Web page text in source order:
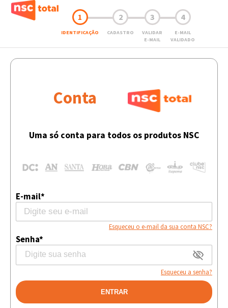
1
IDENTIFICAÇÃO
2
CADASTRO
3
VALIDAR
E-MAIL
4
E-MAIL
VALIDADO
Conta
Uma só conta para todos os produtos NSC
E-mail*
Esqueceu o e-mail da sua conta NSC?
Senha*
Esqueceu a senha?
ENTRAR